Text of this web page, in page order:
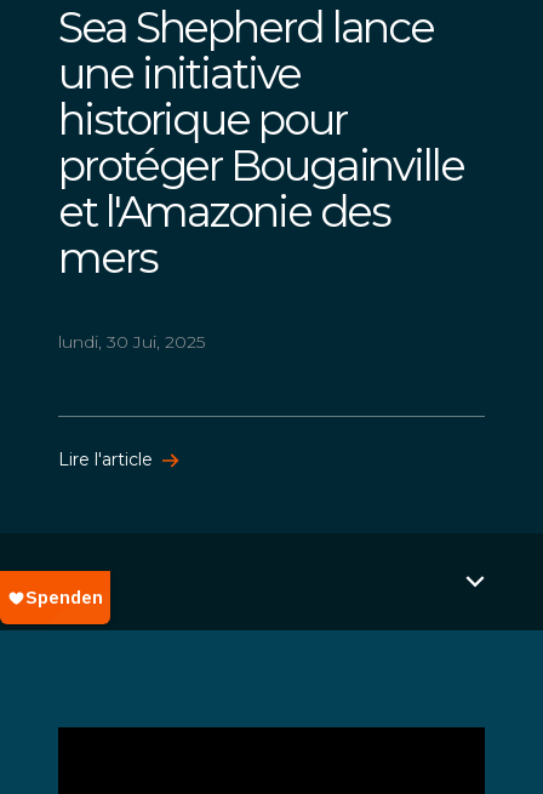
Sea Shepherd lance
une initiative
historique pour
protéger Bougainville
et l'Amazonie des
mers
lundi, 30 Jui, 2025
Lire l'article